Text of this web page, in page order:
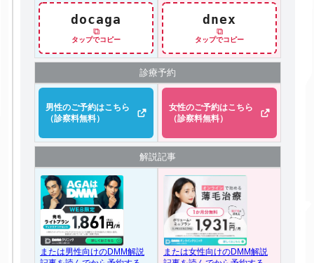
docaga
⧉
タップでコピー
dnex
⧉
タップでコピー
診療予約
男性のご予約はこちら
（診察料無料）
女性のご予約はこちら
（診察料無料）
解説記事
または男性向けのDMM解説
または女性向けのDMM解説